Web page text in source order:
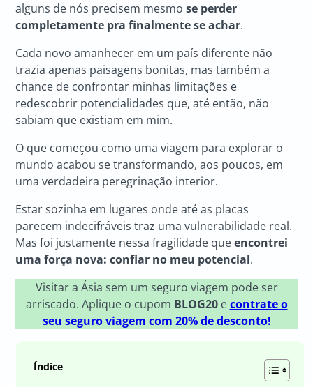
alguns de nós precisem mesmose perder
completamente pra finalmente se achar.
Cada novo amanhecer em um país diferente não
trazia apenas paisagens bonitas, mas também a
chance de confrontar minhas limitações e
redescobrir potencialidades que, até então, não
sabiam que existiam em mim.
O que começou como uma viagem para explorar o
mundo acabou se transformando, aos poucos, em
uma verdadeira peregrinação interior.
Estar sozinha em lugares onde até as placas
parecem indecifráveis traz uma vulnerabilidade real.
Mas foi justamente nessa fragilidade queencontrei
uma força nova: confiar no meu potencial.
Visitar a Ásia sem um seguro viagem pode ser
arriscado. Aplique o cupom BLOG20econtrate o
seu seguro viagem com 20% de desconto!
Índice